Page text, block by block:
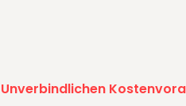
Unverbindlichen